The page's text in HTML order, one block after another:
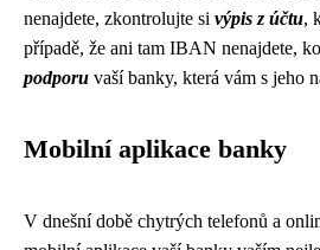
nenajdete, zkontrolujte si výpis z účtu,
případě, že ani tam IBAN nenajdete,
podporu vaší banky, která vám s jeho
Mobilní aplikace banky
V dnešní době chytrých telefonů a